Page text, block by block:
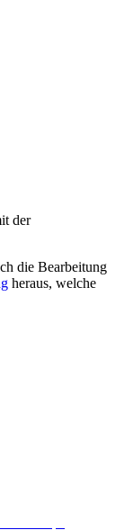
der
die Bearbeitung
heraus, welche